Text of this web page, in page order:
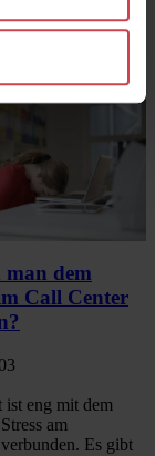
Mitarbeiter sich
es sich um eine
dem
Call Center
ist eng mit dem
am
Es gibt